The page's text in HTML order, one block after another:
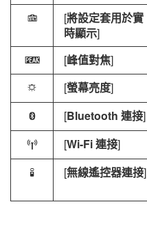
y [將設定套用於實
時顯示]
W [峰值對焦]
3 [螢幕亮度]
Z [Bluetooth 連接]
U [Wi-Fi 連接]
L [無線遙控器連接]